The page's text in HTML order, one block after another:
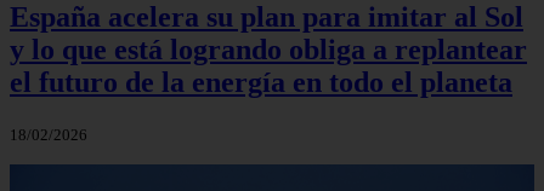
España acelera su plan para imitar al Sol
y lo que está logrando obliga a replantear
el futuro de la energía en todo el planeta
18/02/2026